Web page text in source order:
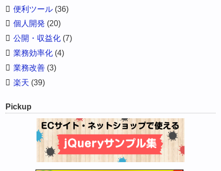
便利ツール (36)
個人開発 (20)
公開・収益化 (7)
業務効率化 (4)
業務改善 (3)
楽天 (39)
Pickup